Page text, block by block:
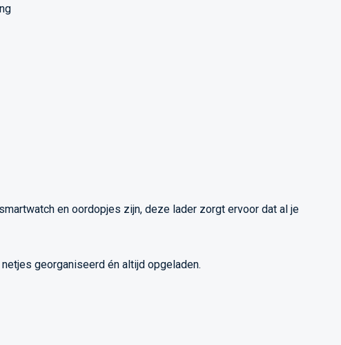
en oordopjes zijn, deze lader zorgt ervoor dat al je
georganiseerd én altijd opgeladen.